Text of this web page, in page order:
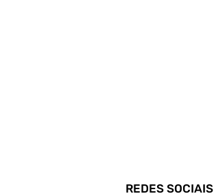
REDES SOCIAIS